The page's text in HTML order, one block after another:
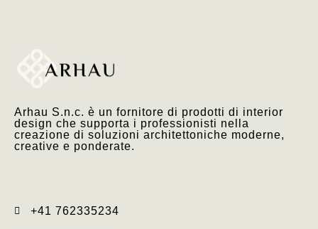
Arhau S.n.c. è un fornitore di prodotti di interior
design che supporta i professionisti nella
creazione di soluzioni architettoniche moderne,
creative e ponderate.
+41 762335234​